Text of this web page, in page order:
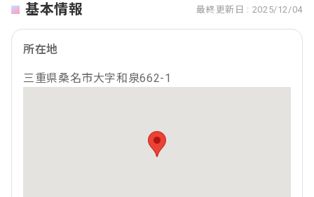
基本情報 最終更新日 : 2025/12/04
所在地
三重県桑名市大字和泉662-1